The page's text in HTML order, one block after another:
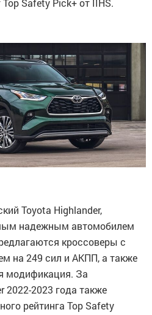
Safety Pick+ от IIHS.
Toyota Highlander,
надежным автомобилем
кроссоверы с
на 249 сил и АКПП, а также
модификация. За
2022-2023 года также
рейтинга Top Safety